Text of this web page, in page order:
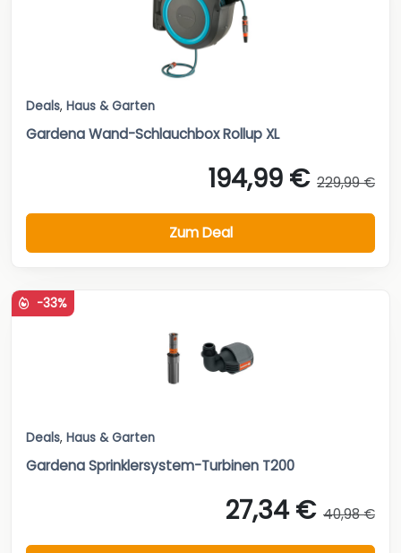
Deals, Haus & Garten
Gardena Wand-Schlauchbox Rollup XL
194,99 € 229,99 €
Zum Deal
-33%
Deals, Haus & Garten
Gardena Sprinklersystem-Turbinen T200
27,34 € 40,98 €